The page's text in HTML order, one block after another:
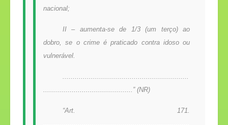
nacional;
II – aumenta-se de 1/3 (um terço) ao
dobro, se o crime é praticado contra idoso ou
vulnerável.
..............................................................
............................................” (NR)
“Art. 171.